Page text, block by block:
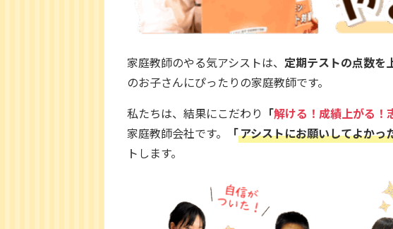
家庭教師のやる気アシストは、 定期テストの点数を
のお子さんにぴったりの家庭教師です。
私たちは、結果にこだわり 「解ける！成績上がる！
家庭教師会社です。
「アシストにお願いしてよかっ
トします。